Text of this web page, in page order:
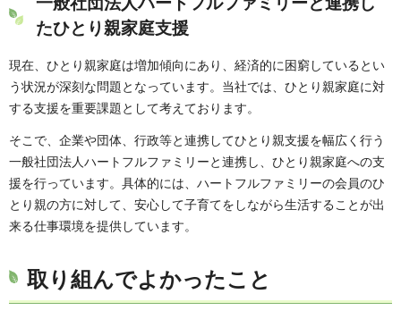
たひとり親家庭支援
現在、ひとり親家庭は増加傾向にあり、経済的に困窮しているとい
う状況が深刻な問題となっています。当社では、ひとり親家庭に対
する支援を重要課題として考えております。
そこで、企業や団体、行政等と連携してひとり親支援を幅広く行う
一般社団法人ハートフルファミリーと連携し、ひとり親家庭への支
援を行っています。具体的には、ハートフルファミリーの会員のひ
とり親の方に対して、安心して子育てをしながら生活することが出
来る仕事環境を提供しています。
取り組んでよかったこと